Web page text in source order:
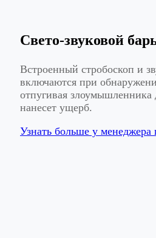
Свето-звуковой
Встроенный стробоскоп и
включаются при
отпугивая злоумышленника
нанесет ущерб.
Узнать больше у менеджера